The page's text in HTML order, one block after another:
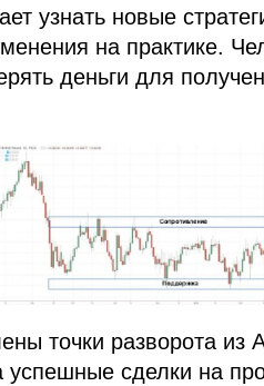
узнать новые
на практике.
деньги для
точки разворота из
успешные сделки на